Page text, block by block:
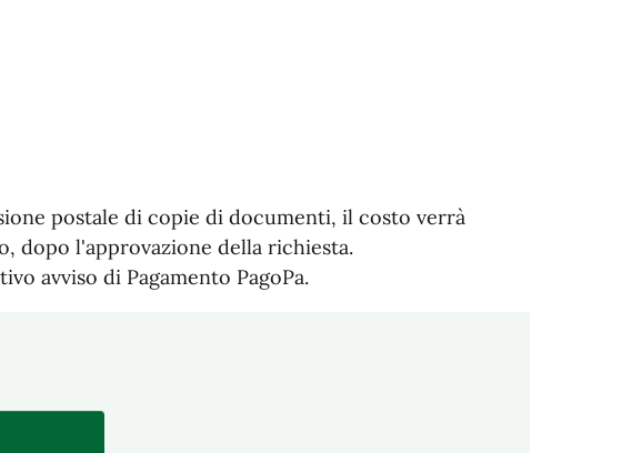
postale di copie di documenti, il costo verrà
dopo l'approvazione della richiesta.
avviso di Pagamento PagoPa.